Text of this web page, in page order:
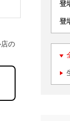
登
登
の